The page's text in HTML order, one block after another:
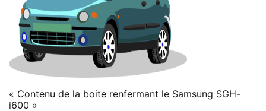
« Contenu de la boite renfermant le Samsung SGH-
i600 »